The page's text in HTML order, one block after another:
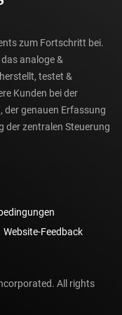
zum Fortschritt bei.
analoge &
testet &
Kunden bei der
genauen Erfassung
der zentralen Steuerung
Website-Feedback
All rights